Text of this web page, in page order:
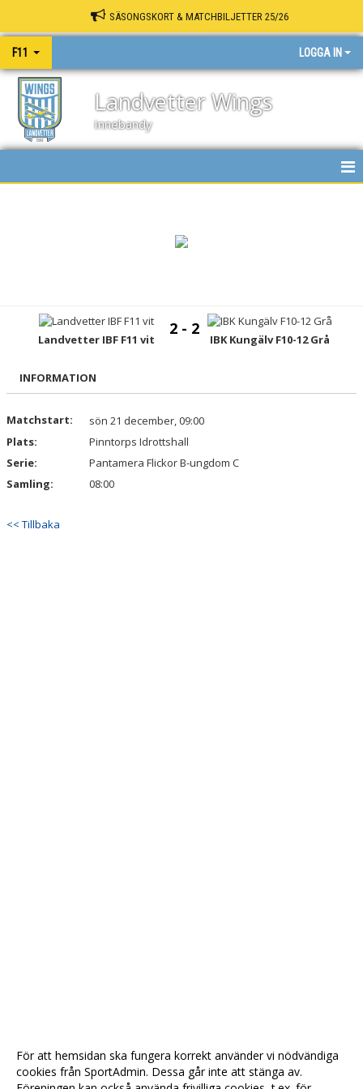
SÄSONGSKORT & MATCHBILJETTER 25/26
F11 LOGGA IN
Landvetter Wings
Innebandy
TRUPPEN
BILDGALLERI
KONTAKT
Landvetter IBF F11 vit
2 - 2
IBK Kungälv F10-12 Grå
INFORMATION
Matchstart:
sön 21 december, 09:00
Plats:
Pinntorps Idrottshall
Serie:
Pantamera Flickor B-ungdom C
Samling:
08:00
<< Tillbaka
För att hemsidan ska fungera korrekt använder vi nödvändiga
cookies från SportAdmin. Dessa går inte att stänga av.